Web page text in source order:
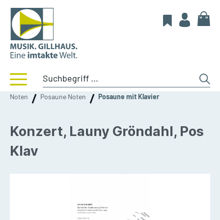
Noten Posaune Noten Posaune mit Klavier
Konzert, Launy Gröndahl, Pos
Klav